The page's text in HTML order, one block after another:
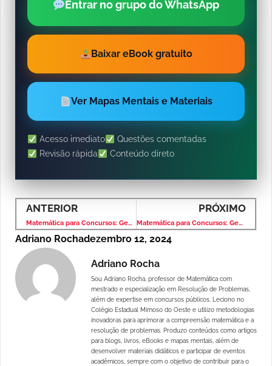
Entrar no grupo do WhatsApp
Baixar eBook gratuito
Ver Mapas Mentais e Materiais
Acesso imediato
Questões comentadas
Revisão rápida
Conteúdo direto
ANTERIOR
Matemática para Concursos: Geometria Espacial – Banca VUNESP – Nível Superior
PRÓXIMO
Matemática para Concursos: Geometria Plana – Banca VUNESP – Nível Superior
Adriano Rochadezembro 12, 2024
Adriano Rocha
Sou Adriano Rocha, professor de Matemática com
mestrado e especialização em Resolução de Problemas,
além de expertise em concursos públicos. Leciono no
Colégio Estadual Mimoso do Oeste e utilizo metodologias
inovadoras para aprimorar a compreensão matemática e a
resolução de problemas. Produzo conteúdos como artigos
para blogs, livros, eBooks e mapas mentais, além de
desenvolver materiais didáticos e participar de eventos
acadêmicos, sempre com o objetivo de contribuir para o